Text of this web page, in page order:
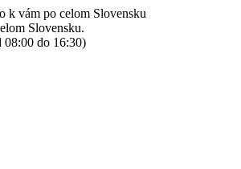
k vám po celom Slovensku
Slovensku.
08:00 do 16:30)